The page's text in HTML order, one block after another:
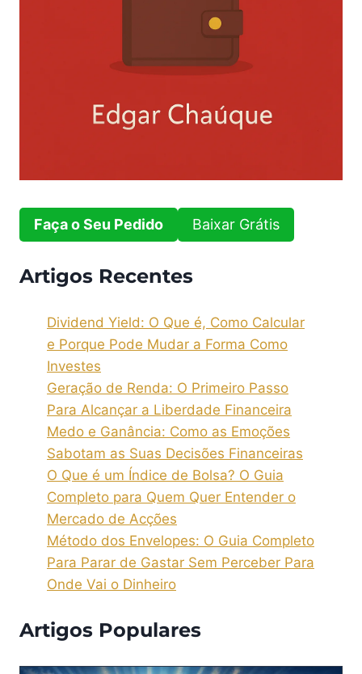
Faça o Seu Pedido Baixar Grátis
Artigos Recentes
Dividend Yield: O Que é, Como Calcular
e Porque Pode Mudar a Forma Como
Investes
Geração de Renda: O Primeiro Passo
Para Alcançar a Liberdade Financeira
Medo e Ganância: Como as Emoções
Sabotam as Suas Decisões Financeiras
O Que é um Índice de Bolsa? O Guia
Completo para Quem Quer Entender o
Mercado de Acções
Método dos Envelopes: O Guia Completo
Para Parar de Gastar Sem Perceber Para
Onde Vai o Dinheiro
Artigos Populares